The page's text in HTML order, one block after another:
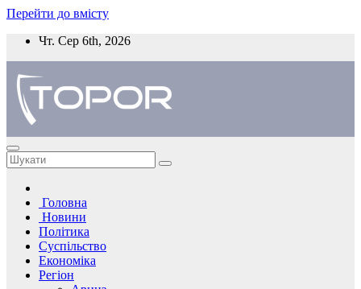
Перейти до вмісту
Чт. Сер 6th, 2026
Головна
Новини
Політика
Суспільство
Економіка
Регіон